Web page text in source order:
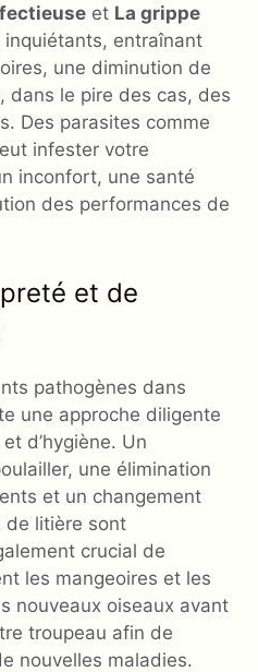
et La grippe
entraînant
une diminution de
dans le pire des cas, des
Des parasites comme
infester votre
inconfort, une santé
des performances de
et de
pathogènes dans
une approche diligente
d’hygiène. Un
une élimination
et un changement
de litière sont
crucial de
les mangeoires et les
nouveaux oiseaux avant
troupeau afin de
nouvelles maladies.